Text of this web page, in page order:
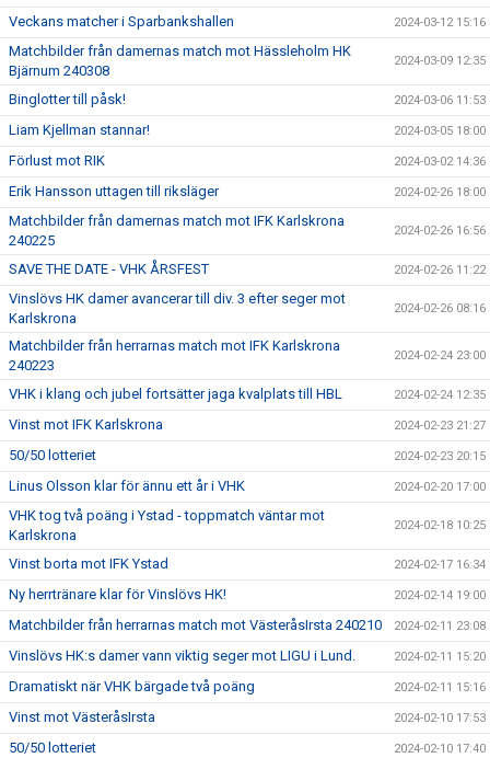
Veckans matcher i Sparbankshallen 2024-03-12 15:16
Matchbilder från damernas match mot Hässleholm HK
Bjärnum 240308
2024-03-09 12:35
Binglotter till påsk! 2024-03-06 11:53
Liam Kjellman stannar! 2024-03-05 18:00
Förlust mot RIK 2024-03-02 14:36
Erik Hansson uttagen till riksläger 2024-02-26 18:00
Matchbilder från damernas match mot IFK Karlskrona
240225
2024-02-26 16:56
SAVE THE DATE - VHK ÅRSFEST 2024-02-26 11:22
Vinslövs HK damer avancerar till div. 3 efter seger mot
Karlskrona
2024-02-26 08:16
Matchbilder från herrarnas match mot IFK Karlskrona
240223
2024-02-24 23:00
VHK i klang och jubel fortsätter jaga kvalplats till HBL 2024-02-24 12:35
Vinst mot IFK Karlskrona 2024-02-23 21:27
50/50 lotteriet 2024-02-23 20:15
Linus Olsson klar för ännu ett år i VHK 2024-02-20 17:00
VHK tog två poäng i Ystad - toppmatch väntar mot
Karlskrona
2024-02-18 10:25
Vinst borta mot IFK Ystad 2024-02-17 16:34
Ny herrtränare klar för Vinslövs HK! 2024-02-14 19:00
Matchbilder från herrarnas match mot VästeråsIrsta 240210 2024-02-11 23:08
Vinslövs HK:s damer vann viktig seger mot LIGU i Lund. 2024-02-11 15:20
Dramatiskt när VHK bärgade två poäng 2024-02-11 15:16
Vinst mot VästeråsIrsta 2024-02-10 17:53
50/50 lotteriet 2024-02-10 17:40